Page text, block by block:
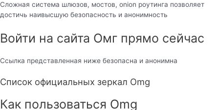
Сложная система шлюзов, мостов, onion роутинга позволяет
достичь наивысшую безопасность и анонимность
Войти на сайта Омг прямо сейчас
Ссылка представленная ниже безопасна и анонимна
Список официальных зеркал Omg
Как пользоваться Omg